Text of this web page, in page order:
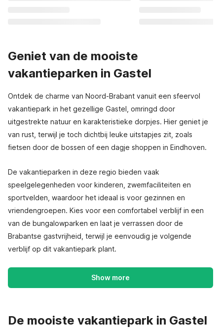
Geniet van de mooiste
vakantieparken in Gastel
Ontdek de charme van Noord-Brabant vanuit een sfeervol
vakantiepark in het gezellige Gastel, omringd door
uitgestrekte natuur en karakteristieke dorpjes. Hier geniet je
van rust, terwijl je toch dichtbij leuke uitstapjes zit, zoals
fietsen door de bossen of een dagje shoppen in Eindhoven.
De vakantieparken in deze regio bieden vaak
speelgelegenheden voor kinderen, zwemfaciliteiten en
sportvelden, waardoor het ideaal is voor gezinnen en
vriendengroepen. Kies voor een comfortabel verblijf in een
van de bungalowparken en laat je verrassen door de
Brabantse gastvrijheid, terwijl je eenvoudig je volgende
verblijf op dit vakantiepark plant.
Show more
De mooiste vakantiepark in Gastel